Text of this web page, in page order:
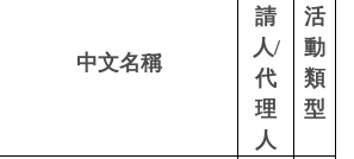
中文名稱
請
人/
代
理
人
活
動
類
型